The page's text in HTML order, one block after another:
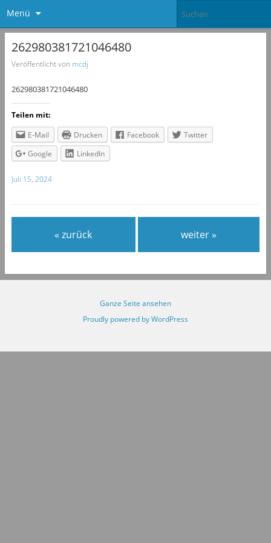
Menü
262980381721046480
Veröffentlicht von mcdj
262980381721046480
Teilen mit:
E-Mail
Drucken Facebook
Twitter
Google
LinkedIn
Juli 15, 2024
« zurück weiter »
Ganze Seite ansehen
Proudly powered by WordPress